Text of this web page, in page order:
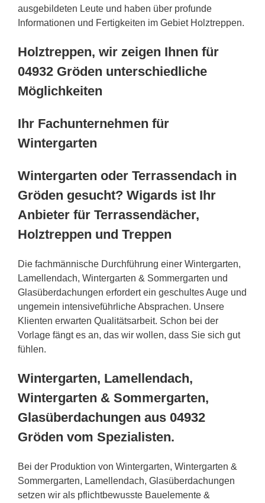
ausgebildeten Leute und haben über profunde
Informationen und Fertigkeiten im Gebiet Holztreppen.
Holztreppen, wir zeigen Ihnen für
04932 Gröden unterschiedliche
Möglichkeiten
Ihr Fachunternehmen für
Wintergarten
Wintergarten oder Terrassendach in
Gröden gesucht? Wigards ist Ihr
Anbieter für Terrassendächer,
Holztreppen und Treppen
Die fachmännische Durchführung einer Wintergarten,
Lamellendach, Wintergarten & Sommergarten und
Glasüberdachungen erfordert ein geschultes Auge und
ungemein intensiveführliche Absprachen. Unsere
Klienten erwarten Qualitätsarbeit. Schon bei der
Vorlage fängt es an, das wir wollen, dass Sie sich gut
fühlen.
Wintergarten, Lamellendach,
Wintergarten & Sommergarten,
Glasüberdachungen aus 04932
Gröden vom Spezialisten.
Bei der Produktion von Wintergarten, Wintergarten &
Sommergarten, Lamellendach, Glasüberdachungen
setzen wir als pflichtbewusste Bauelemente &